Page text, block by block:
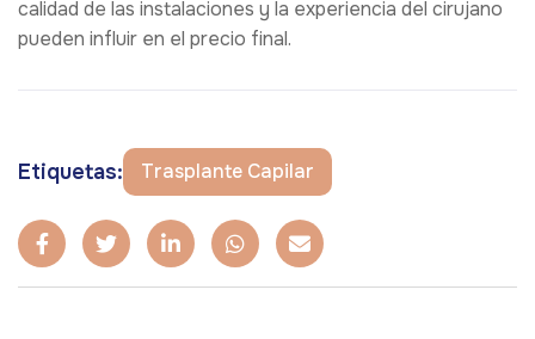
calidad de las instalaciones y la experiencia del cirujano
pueden influir en el precio final.
Etiquetas: Trasplante Capilar